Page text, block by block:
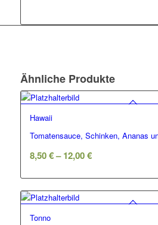
Ähnliche Produkte
Hawaii
Tomatensauce, Schinken, Ananas
8,50€–12,00€
Tonno